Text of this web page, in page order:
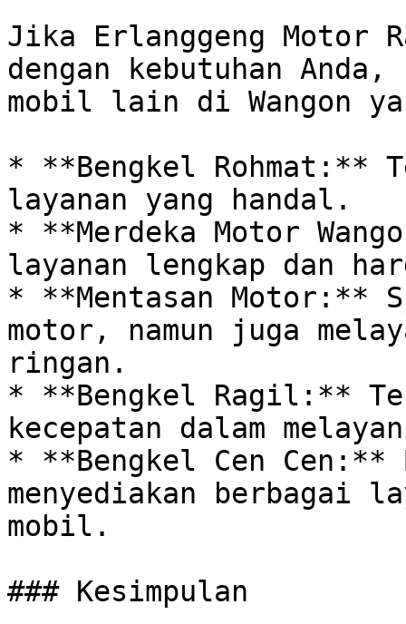
Jika Erlanggeng Motor
dengan kebutuhan
mobil lain di Wangon
* **Bengkel Rohmat:**
layanan yang handal.
* **Merdeka Motor
layanan lengkap dan
* **Mentasan Motor:**
motor, namun juga
ringan.
* **Bengkel Ragil:**
kecepatan dalam
* **Bengkel Cen
menyediakan berbagai
mobil.
### Kesimpulan